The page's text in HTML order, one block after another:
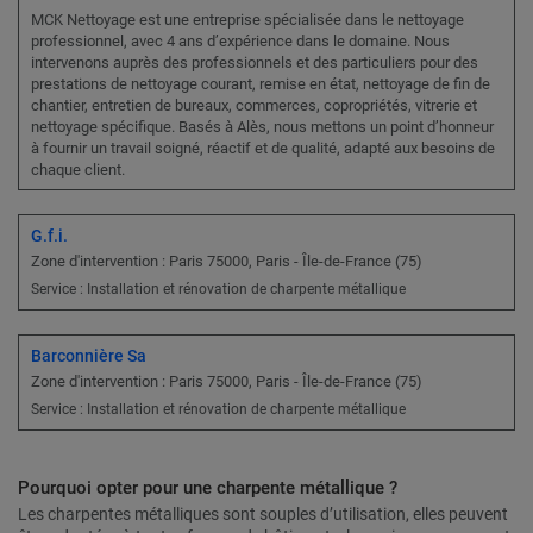
MCK Nettoyage est une entreprise spécialisée dans le nettoyage
professionnel, avec 4 ans d’expérience dans le domaine. Nous
intervenons auprès des professionnels et des particuliers pour des
prestations de nettoyage courant, remise en état, nettoyage de fin de
chantier, entretien de bureaux, commerces, copropriétés, vitrerie et
nettoyage spécifique. Basés à Alès, nous mettons un point d’honneur
à fournir un travail soigné, réactif et de qualité, adapté aux besoins de
chaque client.
G.f.i.
Zone d'intervention : Paris 75000, Paris - Île-de-France (75)
Service : Installation et rénovation de charpente métallique
Barconnière Sa
Zone d'intervention : Paris 75000, Paris - Île-de-France (75)
Service : Installation et rénovation de charpente métallique
Pourquoi opter pour une charpente métallique ?
Les charpentes métalliques sont souples d’utilisation, elles peuvent